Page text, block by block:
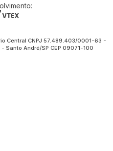
Central CNPJ 57.489.403/0001-63 -
Santo André/SP CEP 09071-100